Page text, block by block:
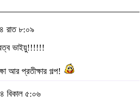
রাত ৮:০৯
ভাইয়ু!!!!!!
আর প্রতীক্ষার গল্প!
বিকাল ৫:০৬